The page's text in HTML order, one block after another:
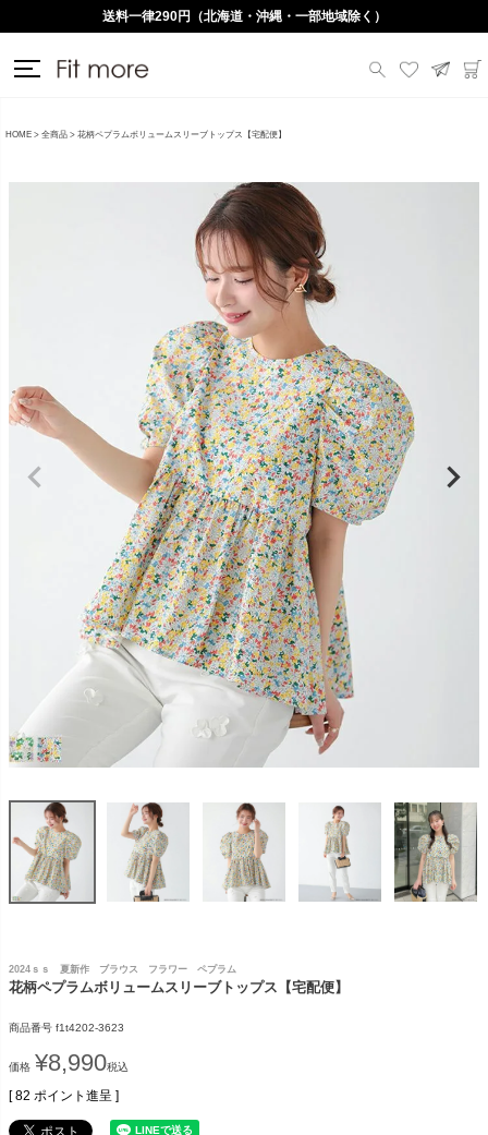
送料一律290円（北海道・沖縄・一部地域除く）
HOME 全商品 花柄ペプラムボリュームスリーブトップス【宅配便】
2024ｓｓ 夏新作 ブラウス フラワー ペプラム
花柄ペプラムボリュームスリーブトップス【宅配便】
商品番号 f1t4202-3623
価格 ¥8,990税込
[ 82 ポイント進呈 ]